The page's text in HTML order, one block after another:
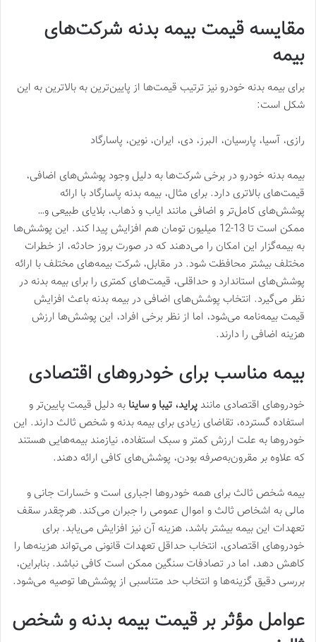
مقایسه قیمت بیمه بدنه شرکت‌های
بیمه
برای بیمه بدنه خودرو نیز ترتیب قیمت‌ها از پایین‌ترین به بالاترین به این
شکل است:
رازی، آسیا، پارسیان، البرز، دی، ایران، نوین، پاسارگاد
بیمه بدنه خودرو در برخی شرکت‌ها به دلیل وجود پوشش‌های اضافی،
قیمت‌های بالاتری دارد. برای مثال، بیمه بدنه پاسارگاد با ارائه
پوشش‌های کامل‌تر و اضافی مانند ایاب و ذهاب، بلایای طبیعی و…
ممکن است تا 13-12 میلیون تومان هم افزایش پیدا کند. این پوشش‌ها
به بیمه‌گزار این امکان را می‌دهند که در صورت بروز حادثه، از خطرات
مختلف بیشتر محافظت شود. در مقابل، شرکت بیمه‌های مختلف با ارائه
پوشش‌های استاندارد و حداقلی، قیمت‌های کمتری را برای بیمه بدنه در
نظر می‌گیرد. انتخاب پوشش‌های اضافی در بیمه بدنه باعث افزایش
قیمت بیمه‌نامه می‌شود، اما از نظر برخی افراد، این پوشش‌ها ارزش
هزینه اضافی را دارند.
بیمه مناسب برای خودروهای اقتصادی
خودروهای اقتصادی مانند پراید، تیبا و ساینا به دلیل قیمت پایین‌تر و
استفاده گسترده، تقاضای زیادی برای بیمه بدنه و شخص ثالث دارند. این
خودروها به علت ارزش کمتر و سبک استفاده، نیازمند بیمه‌هایی هستند
که علاوه بر مقرون‌به‌صرفه بودن، پوشش‌های کافی ارائه دهند.
بیمه شخص ثالث برای همه خودروها اجباری است و خسارات جانی و
مالی به اشخاص ثالث و اموال عمومی را جبران می‌کند. هرچقدر سقف
تعهدات این بیمه بیشتر باشد، هزینه آن نیز افزایش می‌یابد. برای
خودروهای اقتصادی، انتخاب حداقل تعهدات قانونی می‌تواند هزینه‌ها را
کاهش دهد، اما در تصادفات سنگین ممکن است کافی نباشد. بنابراین،
بررسی دقیق گزینه‌ها و انتخاب حد متناسبی از پوشش‌ها توصیه می‌شود.
عوامل مؤثر بر قیمت بیمه بدنه و شخص